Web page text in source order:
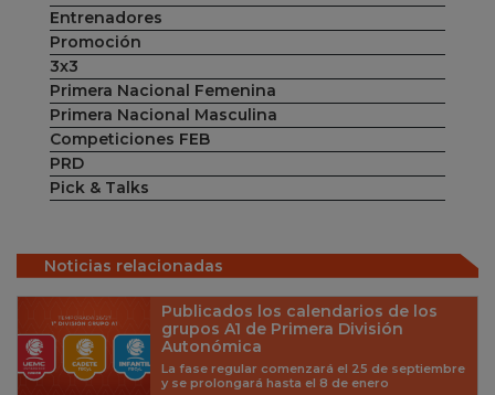
Entrenadores
Promoción
3x3
Primera Nacional Femenina
Primera Nacional Masculina
Competiciones FEB
PRD
Pick & Talks
Noticias relacionadas
Publicados los calendarios de los
grupos A1 de Primera División
Autonómica
La fase regular comenzará el 25 de septiembre
y se prolongará hasta el 8 de enero